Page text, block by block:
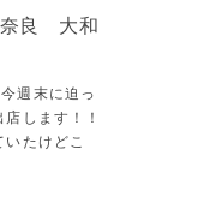
奈良 大和
週末に迫っ
します！！
たけどこ